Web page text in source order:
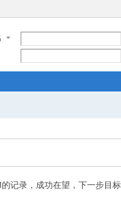
记录，成功在望，下一步目